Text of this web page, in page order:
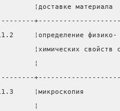
¦доставке
¦определение
¦химических
¦
¦микроскопия
¦